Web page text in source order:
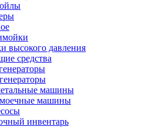
высокого давления
средства
машины
машины
инвентарь